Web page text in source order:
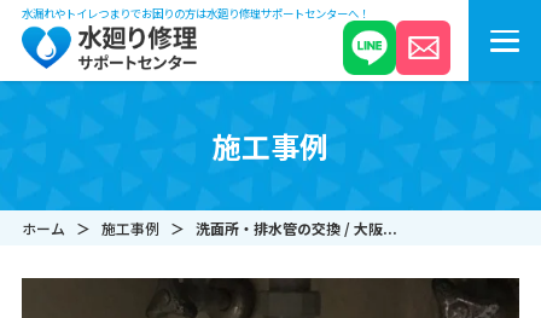
水漏れやトイレつまりでお困りの方は水廻り修理サポートセンターへ！
施工事例
ホーム 施工事例 洗面所・排水管の交換 / 大阪...